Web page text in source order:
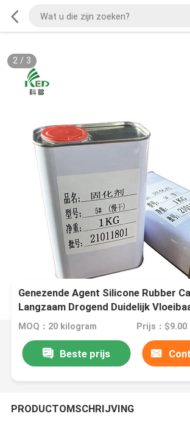
2/ 3
Genezende Agent Silicone Rubber
Langzaam Drogend Duidelijk
MOQ：20 kilogram
Beste prijs
PRODUCTOMSCHRIJVING